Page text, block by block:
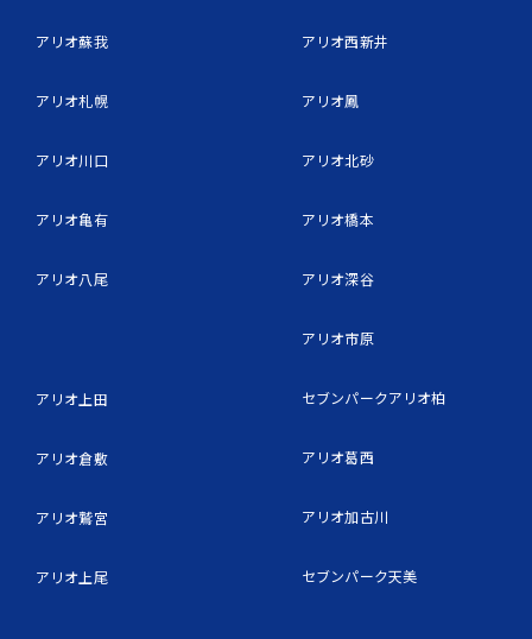
アリオ蘇我
アリオ札幌
アリオ川口
アリオ亀有
アリオ八尾
アリオ上田
アリオ倉敷
アリオ鷲宮
アリオ上尾
アリオ西新井
アリオ鳳
アリオ北砂
アリオ橋本
アリオ深谷
アリオ市原
セブンパークアリオ柏
アリオ葛西
アリオ加古川
セブンパーク天美